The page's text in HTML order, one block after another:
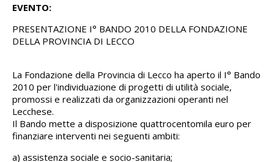
EVENTO:
PRESENTAZIONE I° BANDO 2010 DELLA FONDAZIONE
DELLA PROVINCIA DI LECCO
La Fondazione della Provincia di Lecco ha aperto il I° Bando
2010 per l'individuazione di progetti di utilità sociale,
promossi e realizzati da organizzazioni operanti nel
Lecchese.
Il Bando mette a disposizione quattrocentomila euro per
finanziare interventi nei seguenti ambiti:
a) assistenza sociale e socio-sanitaria;